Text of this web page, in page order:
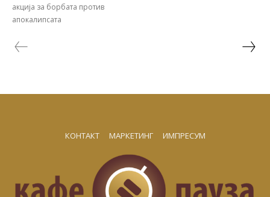
акција за борбата против
апокалипсата
КОНТАКТ МАРКЕТИНГ ИМПРЕСУМ